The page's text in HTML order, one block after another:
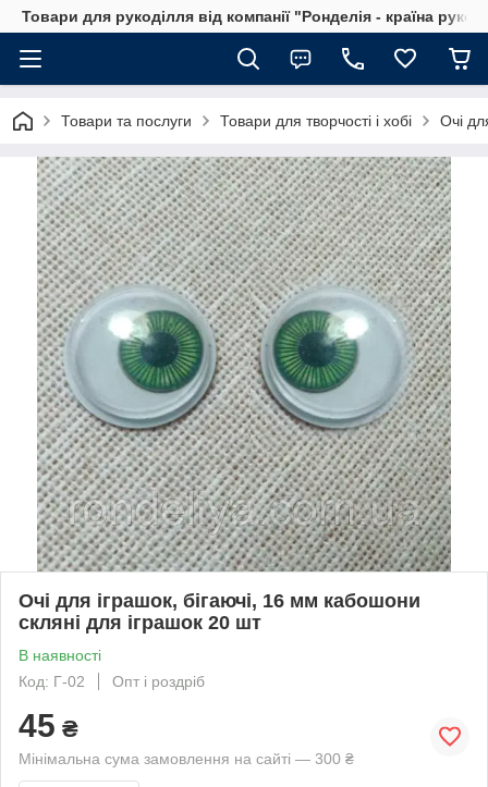
Товари для рукоділля від компанії "Ронделія - країна
Товари та послуги Товари для творчості і хобі Очі
Очі для іграшок, бігаючі, 16 мм кабошони
скляні для іграшок 20 шт
В наявності
Код: Г-02
Опт і роздріб
45 ₴
Мінімальна сума замовлення на сайті — 300 ₴